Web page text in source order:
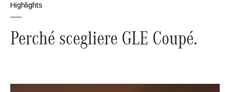
Highlights
Perché scegliere GLE Coupé.